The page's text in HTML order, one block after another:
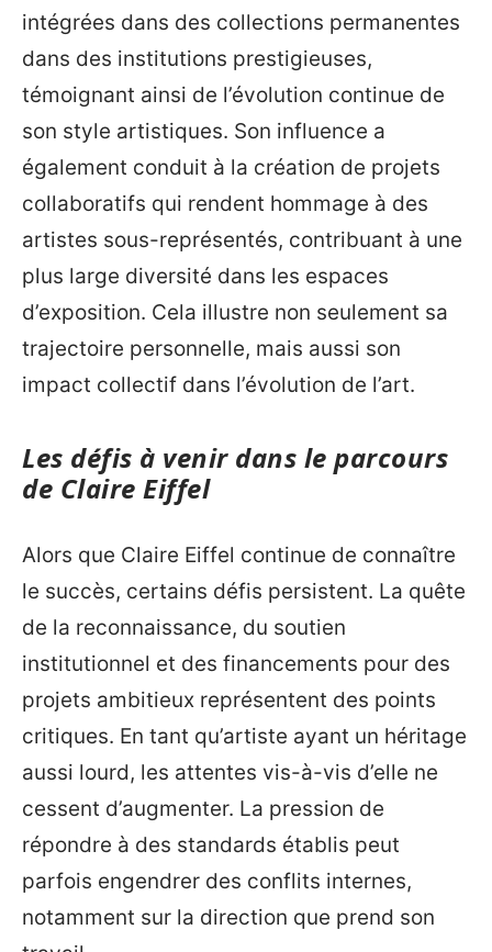
intégrées dans des collections permanentes
dans des institutions prestigieuses,
témoignant ainsi de l’évolution continue de
son style artistiques. Son influence a
également conduit à la création de projets
collaboratifs qui rendent hommage à des
artistes sous-représentés, contribuant à une
plus large diversité dans les espaces
d’exposition. Cela illustre non seulement sa
trajectoire personnelle, mais aussi son
impact collectif dans l’évolution de l’art.
Les défis à venir dans le parcours
de Claire Eiffel
Alors que Claire Eiffel continue de connaître
le succès, certains défis persistent. La quête
de la reconnaissance, du soutien
institutionnel et des financements pour des
projets ambitieux représentent des points
critiques. En tant qu’artiste ayant un héritage
aussi lourd, les attentes vis-à-vis d’elle ne
cessent d’augmenter. La pression de
répondre à des standards établis peut
parfois engendrer des conflits internes,
notamment sur la direction que prend son